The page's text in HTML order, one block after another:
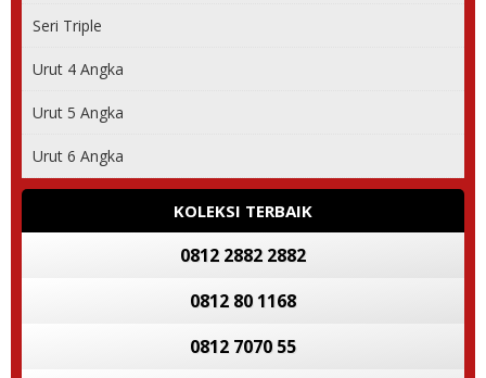
Seri Triple
Urut 4 Angka
Urut 5 Angka
Urut 6 Angka
KOLEKSI TERBAIK
0812 2882 2882
0812 80 1168
0812 7070 55